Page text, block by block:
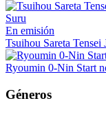
En emisión
Tsuihou Sareta
Ryoumin 0-Nin Start
Géneros